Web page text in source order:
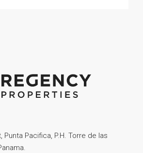
Punta Pacifica, P.H. Torre de las